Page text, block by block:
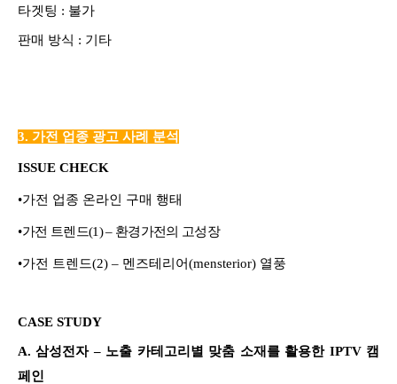
타겟팅 : 불가
판매 방식 : 기타
3. 가전 업종 광고 사례 분석
ISSUE CHECK
•가전 업종 온라인 구매 행태
•가전 트렌드(1) – 환경가전의 고성장
•가전 트렌드(2) – 멘즈테리어(mensterior) 열풍
CASE STUDY
A. 삼성전자 – 노출 카테고리별 맞춤 소재를 활용한 IPTV 캠
페인